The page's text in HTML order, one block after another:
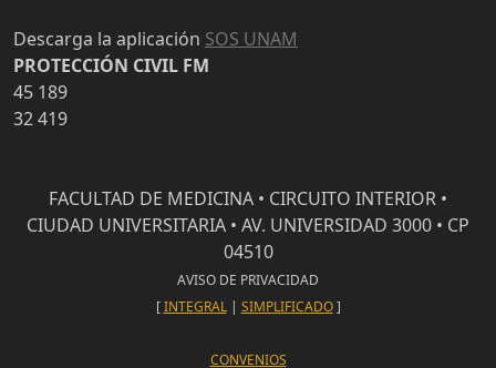
Descarga la aplicación SOS UNAM
PROTECCIÓN CIVIL FM
45 189
32 419
FACULTAD DE MEDICINA • CIRCUITO INTERIOR •
CIUDAD UNIVERSITARIA • AV. UNIVERSIDAD 3000 • CP
04510
AVISO DE PRIVACIDAD
[INTEGRAL| SIMPLIFICADO]
CONVENIOS